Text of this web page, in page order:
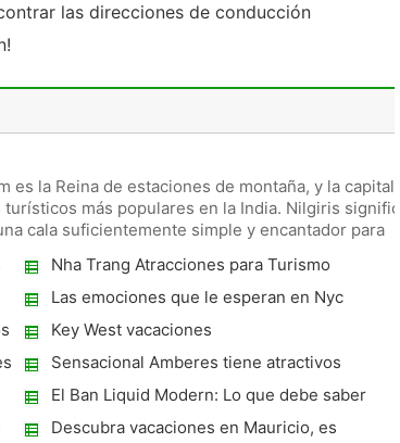
las direcciones de conducción
es la Reina de estaciones de montaña, y la capital
más populares en la India. Nilgiris significa
cala suficientemente simple y encantador para
Nha Trang Atracciones para Turismo
Las emociones que le esperan en Nyc
Key West vacaciones
Sensacional Amberes tiene atractivos
restaurantes
El Ban Liquid Modern: Lo que debe saber
Descubra vacaciones en Mauricio, es